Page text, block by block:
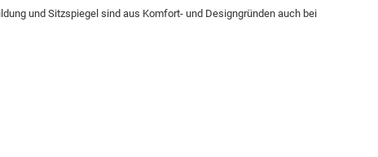
und Sitzspiegel sind aus Komfort- und Designgründen auch bei